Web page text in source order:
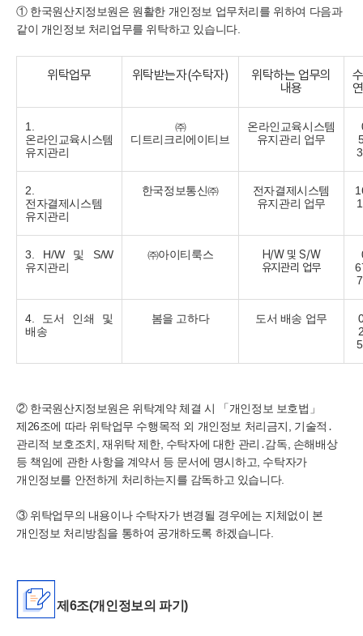
① 한국원산지정보원은 원활한 개인정보 업무처리를 위하여 다음과
같이 개인정보 처리업무를 위탁하고 있습니다.
위탁업무 위탁받는자(수탁자)
위탁하는 업무의
내용
1.
온라인교육시스템
유지관리
㈜
디트리크리에이티브
온라인교육시스템
유지관리 업무
2.
전자결제시스템
유지관리
한국정보통신㈜
전자결제시스템
유지관리 업무
3. H/W 및 S/W
유지관리
㈜아이티룩스
H/W 및 S/W
유지관리 업무
4. 도서 인쇄 및
배송
봄을 고하다 도서 배송 업무
② 한국원산지정보원은 위탁계약 체결 시 「개인정보 보호법」
제26조에 따라 위탁업무 수행목적 외 개인정보 처리금지, 기술적․
관리적 보호조치, 재위탁 제한, 수탁자에 대한 관리․감독, 손해배상
등 책임에 관한 사항을 계약서 등 문서에 명시하고, 수탁자가
개인정보를 안전하게 처리하는지를 감독하고 있습니다.
③ 위탁업무의 내용이나 수탁자가 변경될 경우에는 지체없이 본
개인정보 처리방침을 통하여 공개하도록 하겠습니다.
제6조(개인정보의 파기)